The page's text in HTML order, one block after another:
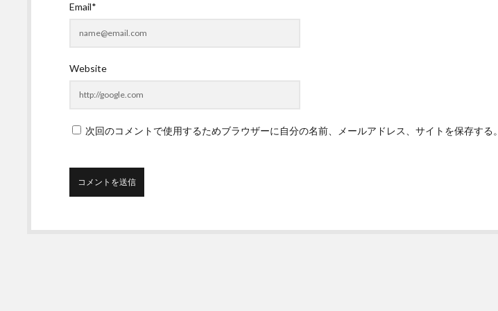
Email*
Website
次回のコメントで使用するためブラウザーに自分の名前、メールアドレス、サイトを保存する。